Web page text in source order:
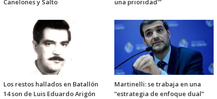
Canelones y Salto
una prioridad'"
Los restos hallados en Batallón
14 son de Luis Eduardo Arigón
Martinelli: se trabaja en una
“estrategia de enfoque dual”